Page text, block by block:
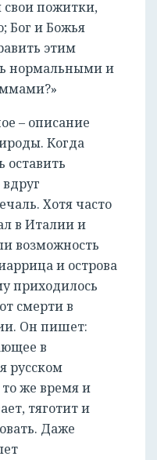
свои пожитки,
Бог и Божья
этим
нормальными и
– описание
Когда
оставить
Хотя часто
в Италии и
возможность
и острова
приходилось
смерти в
Он пишет:
в
русском
же время и
тяготит и
Даже